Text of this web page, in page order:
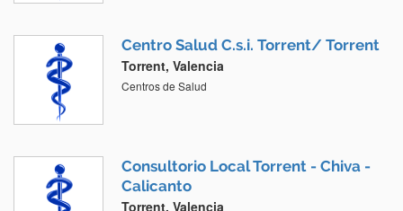
Centro Salud C.s.i. Torrent/ Torrent
Torrent, Valencia
Centros de Salud
Consultorio Local Torrent - Chiva -
Calicanto
Torrent, Valencia